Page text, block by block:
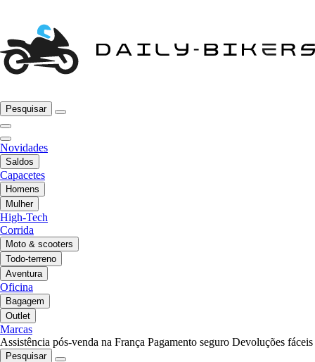
Pesquisar
Novidades
Saldos
Capacetes
Homens
Mulher
High-Tech
Corrida
Moto & scooters
Todo-terreno
Aventura
Oficina
Bagagem
Outlet
Marcas
Assistência pós-venda na França Pagamento seguro Devoluções fáceis
Pesquisar